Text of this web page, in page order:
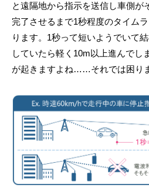
と遠隔地から指示を送信し車側が
完了させるまで1秒程度のタイム
ります。1秒って短いようでいて
していたら軽く10m以上進んでし
が起きますよね……それでは困り